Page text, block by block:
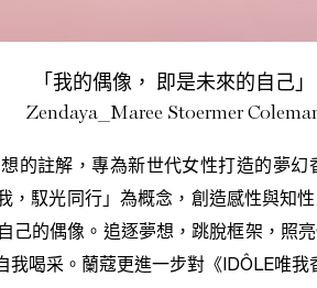
「我的偶像， 即是未來的自己」
Zendaya_Maree Stoermer
的註解，專為新世代女性打造的夢
，馭光同行」為概念，創造感性與知
己的偶像。追逐夢想，跳脫框架，照
喝采。蘭蔻更進一步對《IDÔLE唯